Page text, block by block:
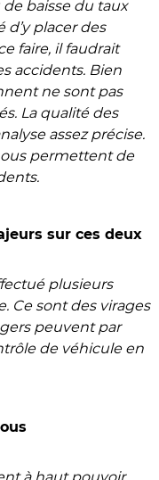
de baisse du taux
d’y placer des
faire, il faudrait
accidents. Bien
ne sont pas
La qualité des
assez précise.
permettent de
sur ces deux
plusieurs
Ce sont des virages
peuvent par
de véhicule en
à haut pouvoir